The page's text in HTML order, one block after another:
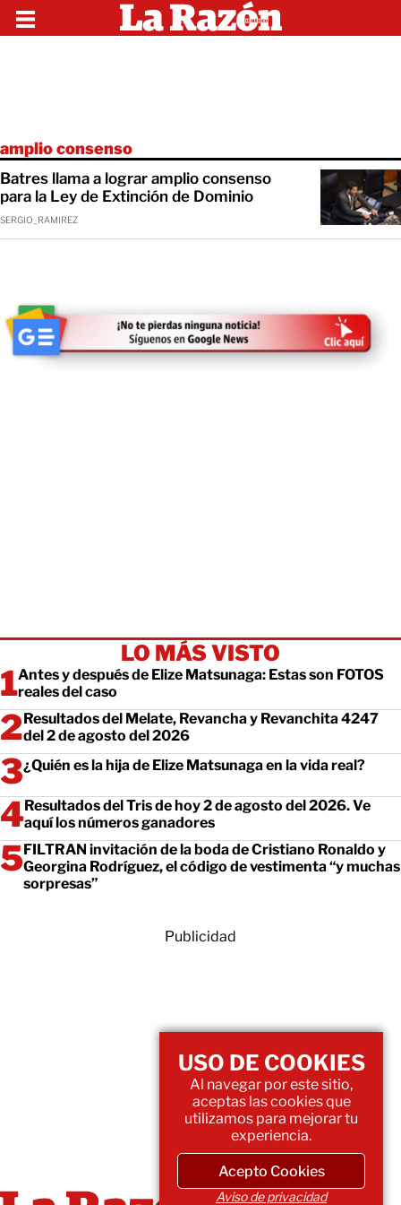
amplio consenso
Batres llama a lograr amplio consenso
para la Ley de Extinción de Dominio
SERGIO_RAMIREZ
LO MÁS VISTO
Antes y después de Elize Matsunaga: Estas son FOTOS
reales del caso
Resultados del Melate, Revancha y Revanchita 4247
del 2 de agosto del 2026
¿Quién es la hija de Elize Matsunaga en la vida real?
Resultados del Tris de hoy 2 de agosto del 2026. Ve
aquí los números ganadores
FILTRAN invitación de la boda de Cristiano Ronaldo y
Georgina Rodríguez, el código de vestimenta “y muchas
sorpresas”
Publicidad
USO DE COOKIES
Al navegar por este sitio,
aceptas las cookies que
utilizamos para mejorar tu
experiencia.
Acepto Cookies
Aviso de privacidad